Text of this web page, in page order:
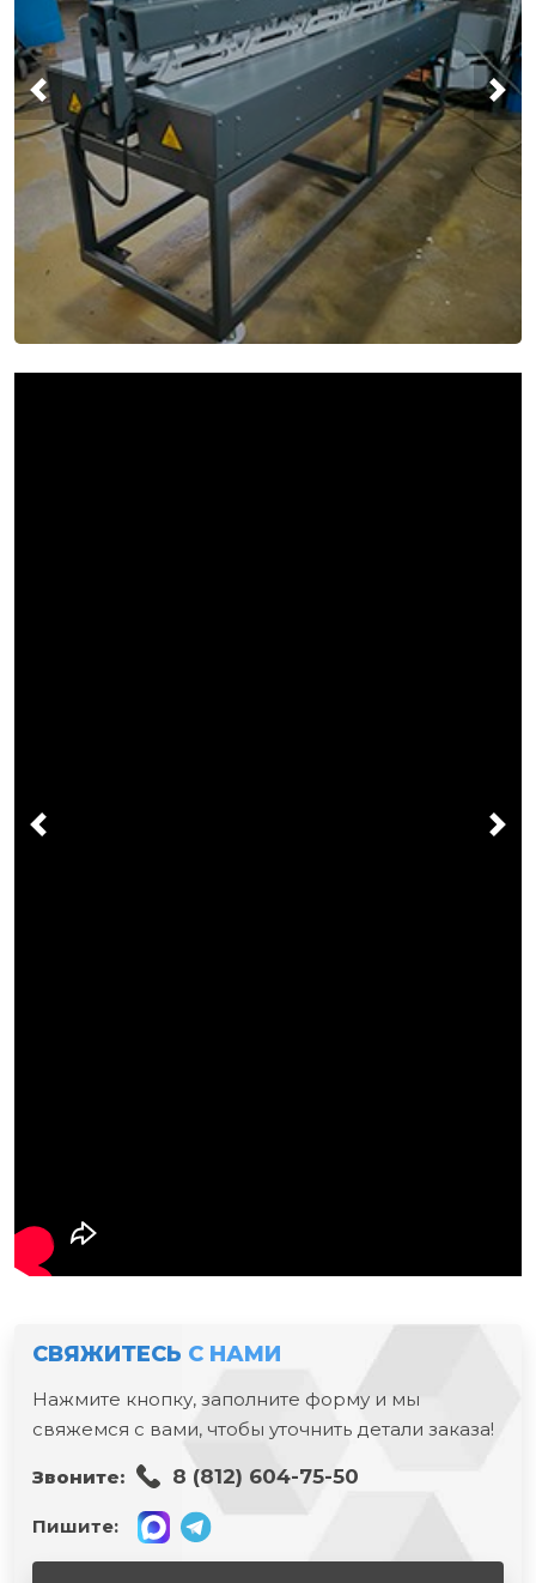
СВЯЖИТЕСЬ С НАМИ
Нажмите кнопку, заполните форму и мы
свяжемся с вами, чтобы уточнить детали заказа!
Звоните: 8 (812) 604-75-50
Пишите: